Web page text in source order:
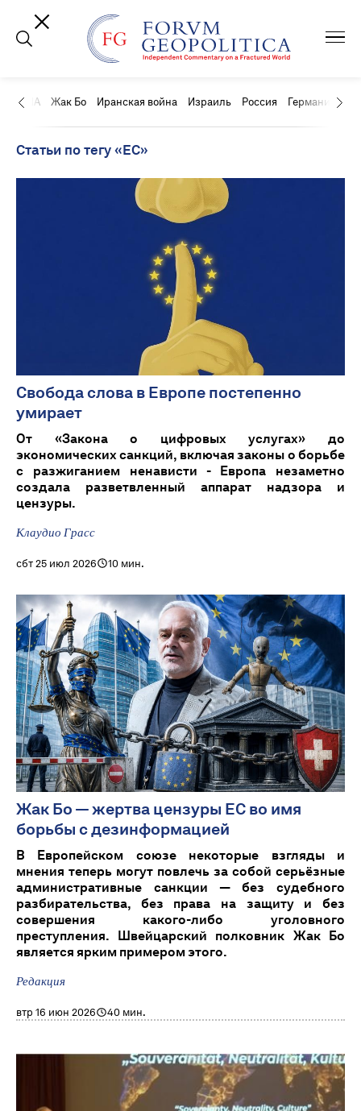
США Жак Бо Иранская война Израиль Россия Германия
Статьи по тегу «ЕС»
Свобода слова в Европе постепенно
умирает
От «Закона о цифровых услугах» до
экономических санкций, включая законы о борьбе
с разжиганием ненависти - Европа незаметно
создала разветвленный аппарат надзора и
цензуры.
Клаудио Грасс
сбт 25 июл 2026 10 мин.
Жак Бо — жертва цензуры ЕС во имя
борьбы с дезинформацией
В Европейском союзе некоторые взгляды и
мнения теперь могут повлечь за собой серьёзные
административные санкции — без судебного
разбирательства, без права на защиту и без
совершения какого-либо уголовного
преступления. Швейцарский полковник Жак Бо
является ярким примером этого.
Редакция
втр 16 июн 2026 40 мин.